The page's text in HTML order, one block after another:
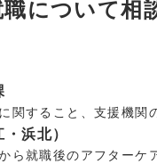
について相
関すること、支援機関
浜北）
ら就職後のアフターケ